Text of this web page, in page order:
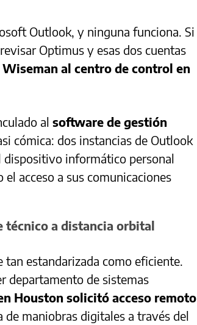
Outlook, y ninguna funciona. Si
Optimus y esas dos cuentas
al centro de control en
al software de gestión
cómica: dos instancias de Outlook
dispositivo informático personal
acceso a sus comunicaciones
técnico a distancia orbital
estandarizada como eficiente.
departamento de sistemas
Houston solicitó acceso remoto
de maniobras digitales a través del